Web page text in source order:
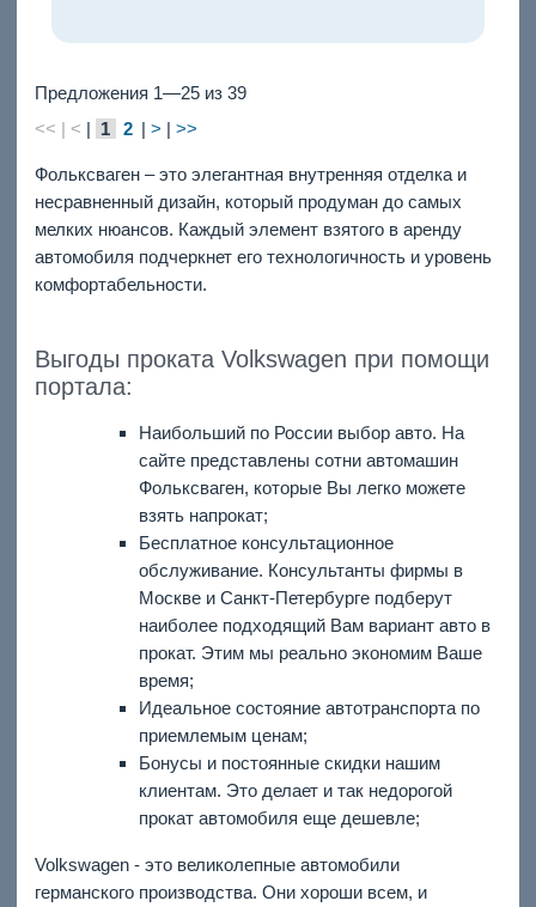
Предложения 1—25 из 39
<< | < | 1 2 | > | >>
Фольксваген – это элегантная внутренняя отделка и
несравненный дизайн, который продуман до самых
мелких нюансов. Каждый элемент взятого в аренду
автомобиля подчеркнет его технологичность и уровень
комфортабельности.
Выгоды проката Volkswagen при помощи
портала:
Наибольший по России выбор авто. На
сайте представлены сотни автомашин
Фольксваген, которые Вы легко можете
взять напрокат;
Бесплатное консультационное
обслуживание. Консультанты фирмы в
Москве и Санкт-Петербурге подберут
наиболее подходящий Вам вариант авто в
прокат. Этим мы реально экономим Ваше
время;
Идеальное состояние автотранспорта по
приемлемым ценам;
Бонусы и постоянные скидки нашим
клиентам. Это делает и так недорогой
прокат автомобиля еще дешевле;
Volkswagen - это великолепные автомобили
германского производства. Они хороши всем, и